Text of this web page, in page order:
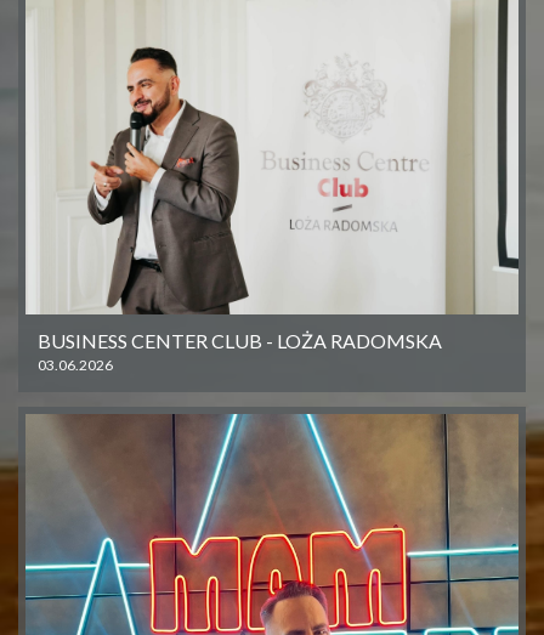
BUSINESS CENTER CLUB - LOŻA RADOMSKA
03.06.2026